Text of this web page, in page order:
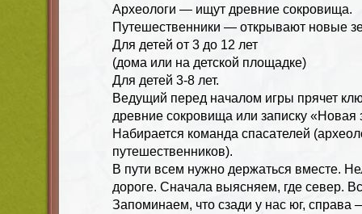
Археологи — ищут древние сокровища.
Путешественники — открывают новые
Для детей от 3 до 12 лет
(дома или на детской площадке)
Для детей 3-8 лет.
Ведущий перед началом игры прячет
древние сокровища или записку «Новая
Набирается команда спасателей
путешественников).
В пути всем нужно держаться вместе.
дороге. Сначала выясняем, где север.
Запоминаем, что сзади у нас юг, справа